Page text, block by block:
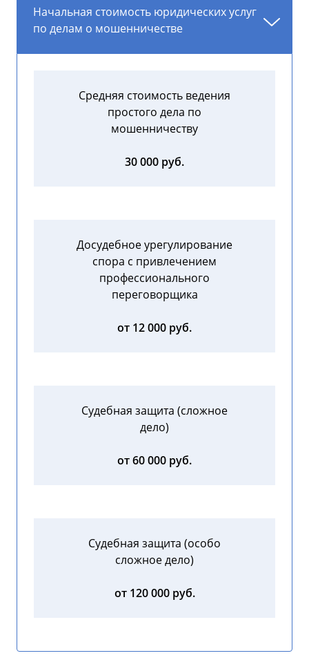
Начальная стоимость юридических услуг
по делам о мошенничестве
Средняя стоимость ведения
простого дела по
мошенничеству
30 000 руб.
Досудебное урегулирование
спора с привлечением
профессионального
переговорщика
от 12 000 руб.
Судебная защита (сложное
дело)
от 60 000 руб.
Судебная защита (особо
сложное дело)
от 120 000 руб.